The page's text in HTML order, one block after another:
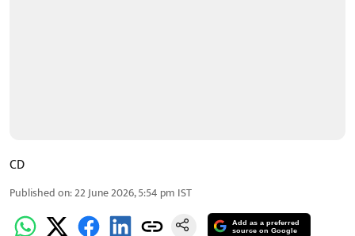
CD
Published on:22 June 2026, 5:54 pm IST
Add as a preferred
source on Google